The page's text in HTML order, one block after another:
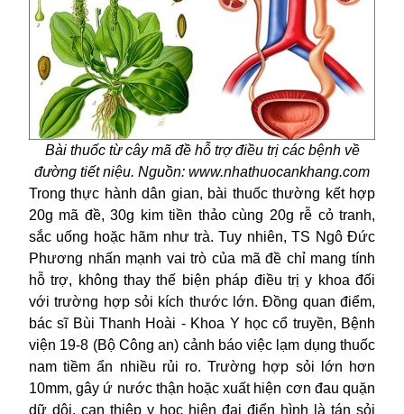
Bài thuốc từ cây mã đề hỗ trợ điều trị các bệnh về
đường tiết niệu. Nguồn: www.nhathuocankhang.com
Trong thực hành dân gian, bài thuốc thường kết hợp
20g mã đề, 30g kim tiền thảo cùng 20g rễ cỏ tranh,
sắc uống hoặc hãm như trà. Tuy nhiên, TS Ngô Đức
Phương nhấn mạnh vai trò của mã đề chỉ mang tính
hỗ trợ, không thay thế biện pháp điều trị y khoa đối
với trường hợp sỏi kích thước lớn. Đồng quan điểm,
bác sĩ Bùi Thanh Hoài - Khoa Y học cổ truyền, Bệnh
viện 19-8 (Bộ Công an) cảnh báo việc lạm dụng thuốc
nam tiềm ẩn nhiều rủi ro. Trường hợp sỏi lớn hơn
10mm, gây ứ nước thận hoặc xuất hiện cơn đau quặn
dữ dội, can thiệp y học hiện đại điển hình là tán sỏi